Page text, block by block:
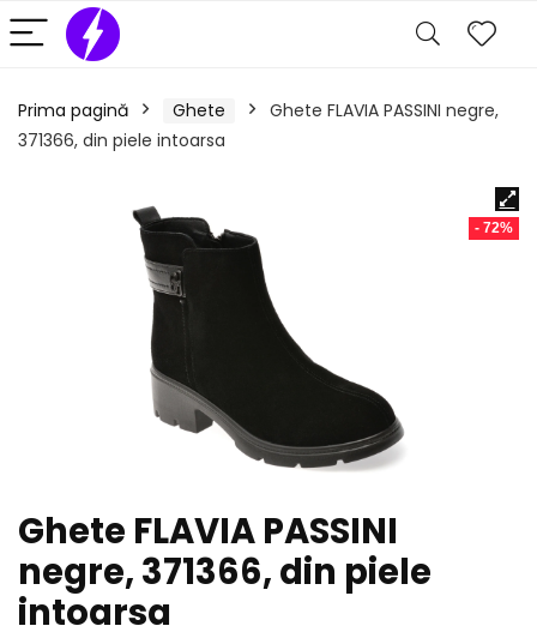
Prima pagină Ghete
Ghete FLAVIA PASSINI negre,
371366, din piele intoarsa
- 72%
Ghete FLAVIA PASSINI
negre, 371366, din piele
intoarsa